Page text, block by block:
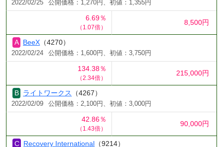
2022/02/25 公開価格：1,270円、初値：1,355円
6.69％
（1.07倍）
8,500円
BeeX （4270）
2022/02/24 公開価格：1,600円、初値：3,750円
134.38％
（2.34倍）
215,000円
ライトワークス （4267）
2022/02/09 公開価格：2,100円、初値：3,000円
42.86％
（1.43倍）
90,000円
Recovery International （9214）